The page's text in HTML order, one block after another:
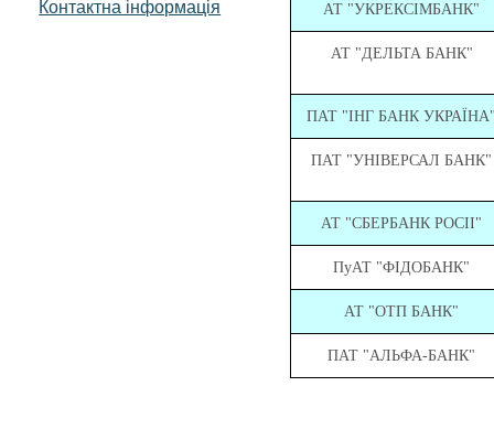
Контактна інформація
АТ "УКРЕКСIМБАНК"
АТ "ДЕЛЬТА БАНК"
ПАТ "IНГ БАНК
ПАТ "УНIВЕРСАЛ БАНК"
АТ "СБЕРБАНК РОСII"
ПуАТ "ФIДОБАНК"
АТ "ОТП БАНК"
ПАТ "АЛЬФА-БАНК"